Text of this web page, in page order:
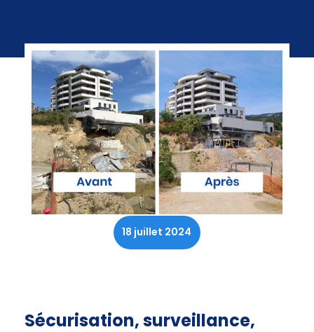
18 juillet 2024
Sécurisation, surveillance,